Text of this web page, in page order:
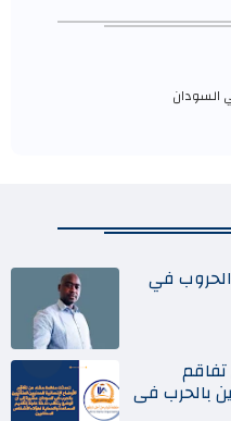
السودان
الحروب في
بالحرب في